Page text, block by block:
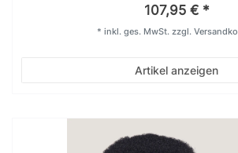
107,95 € *
Artikel anzeigen
* inkl. ges. MwSt. zzgl.